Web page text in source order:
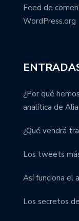
Feed de
WordPress.org
¿Por qué
analítica de
¿Qué vendrá
Los tweets
Así funciona el
Los secretos